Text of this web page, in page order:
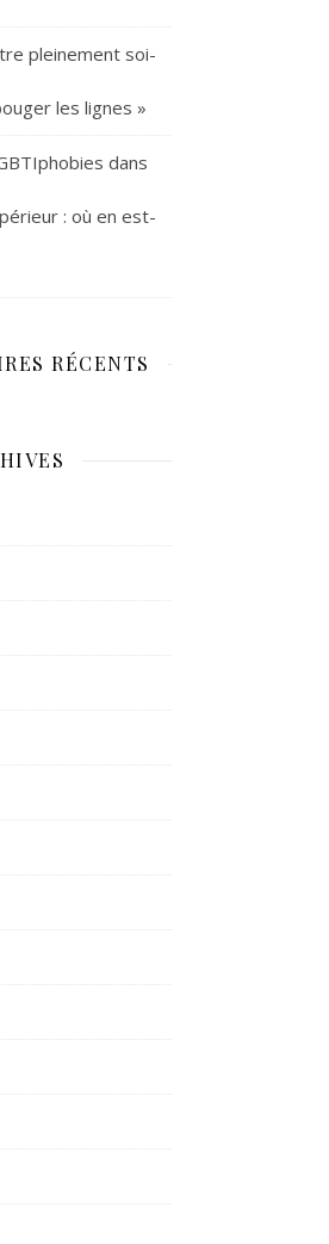
!
pleinement soi-
les lignes »
dans
: où en est-
RÉCENTS